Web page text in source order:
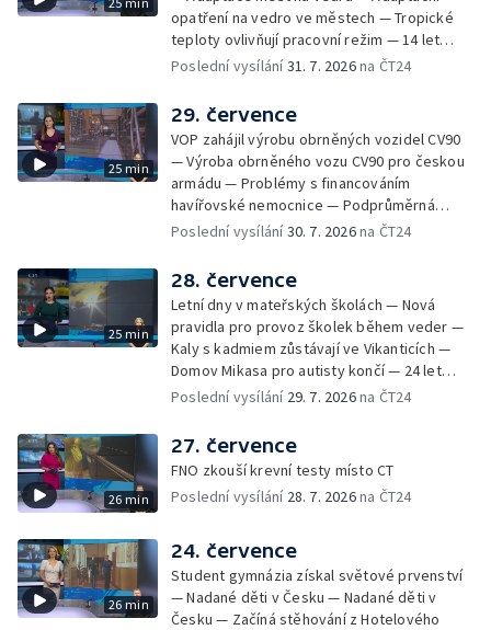
techniky na Olomoucku — Dva roky od
požáru škol v Českém Těšíně — Výstava
Sladké vzpomínky Opavska
opatření na vedro ve městech — Tropické
teploty ovlivňují pracovní režim — 14 let
vězení za vraždu ženy ve Staříči/ —
— Podvodník připravil 17 lidí o 4 miliony —
DPO pořídí 70 nových elektrobusů — V
Olomouci přibude 20 elektrobusů —
Mistryně světa Kneblová zpět v Olomouci —
Mobilní kurníky pomáhají s kvalitou půdy —
Výběr ze sociálních sítí ČT — Nové varhany v
Rudě u Rýmařova
Poslední vysílání31. 7. 2026na ČT24
25 min
29. července
VOP zahájil výrobu obrněných vozidel CV90
— Výroba obrněného vozu CV90 pro českou
armádu — Problémy s financováním
havířovské nemocnice — Podprůměrná
návštěvnost koupališť v červenci — Do
Nedostatek krve v transfuzních stanicích —
Spor kvůli novému chodníku na Keprník —
Olomoucké shakespearovské léto
Poslední vysílání30. 7. 2026na ČT24
25 min
28. července
Letní dny v mateřských školách — Nová
pravidla pro provoz školek během veder —
Kaly s kadmiem zůstávají ve Vikanticích —
Domov Mikasa pro autisty končí — 24 let
vězení za zapálení ženy — Kybernetický
Gorol se chystá na festival — Nová
cyklostezka až na Slovensko — AI pomáhá
při endoskopii — Výběr ze sociálních sítí ČT
— Zemřela baletka Vlasta Pavelcová —
Jičíně
Poslední vysílání 29. 7. 2026na ČT24
26 min
27. července
FNO zkouší krevní testy místo CT
Poslední vysílání 28. 7. 2026na ČT24
26 min
24. července
Student gymnázia získal světové prvenství
— Nadané děti v Česku — Nadané děti v
Česku — Začíná stěhování z Hotelového